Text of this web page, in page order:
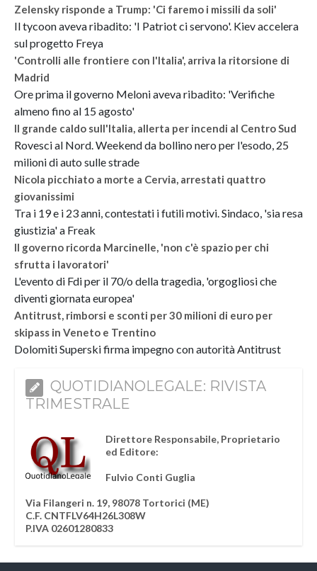
Zelensky risponde a Trump: 'Ci faremo i missili da soli'
Il tycoon aveva ribadito: 'I Patriot ci servono'. Kiev accelera
sul progetto Freya
'Controlli alle frontiere con l'Italia', arriva la ritorsione di
Madrid
Ore prima il governo Meloni aveva ribadito: 'Verifiche
almeno fino al 15 agosto'
Il grande caldo sull'Italia, allerta per incendi al Centro Sud
Rovesci al Nord. Weekend da bollino nero per l'esodo, 25
milioni di auto sulle strade
Nicola picchiato a morte a Cervia, arrestati quattro
giovanissimi
Tra i 19 e i 23 anni, contestati i futili motivi. Sindaco, 'sia resa
giustizia' a Freak
Il governo ricorda Marcinelle, 'non c'è spazio per chi
sfrutta i lavoratori'
L'evento di Fdi per il 70/o della tragedia, 'orgogliosi che
diventi giornata europea'
Antitrust, rimborsi e sconti per 30 milioni di euro per
skipass in Veneto e Trentino
Dolomiti Superski firma impegno con autorità Antitrust
QUOTIDIANOLEGALE: RIVISTA
TRIMESTRALE
Direttore Responsabile, Proprietario
ed Editore:
Fulvio Conti Guglia
Via Filangeri n. 19, 98078 Tortorici (ME)
C.F. CNTFLV64H26L308W
P.IVA 02601280833